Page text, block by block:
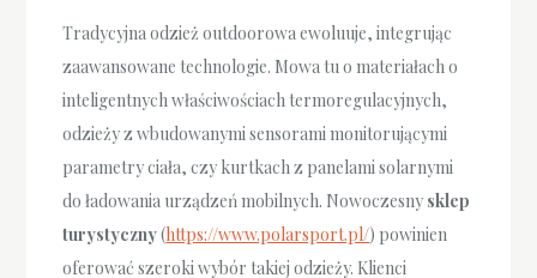
Tradycyjna odzież outdoorowa ewoluuje, integrując
zaawansowane technologie. Mowa tu o materiałach o
inteligentnych właściwościach termoregulacyjnych,
odzieży z wbudowanymi sensorami monitorującymi
parametry ciała, czy kurtkach z panelami solarnymi
do ładowania urządzeń mobilnych. Nowoczesny sklep
turystyczny(https://www.polarsport.pl/) powinien
oferować szeroki wybór takiej odzieży. Klienci